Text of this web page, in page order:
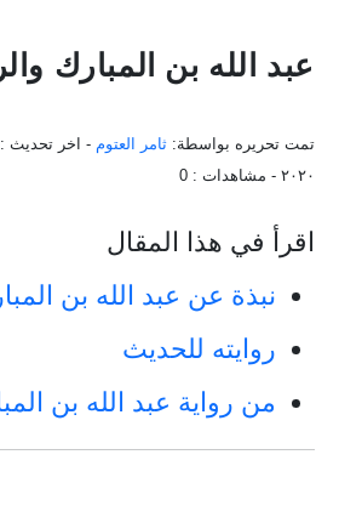
عبد الله بن المبارك
تمت تحريره بواسطة: ثامر العتوم - اخر تحديث :
٢٠٢٠ - مشاهدات : 0
اقرأ في هذا المقال
نبذة عن عبد الله بن
روايته للحديث
من رواية عبد الله بن